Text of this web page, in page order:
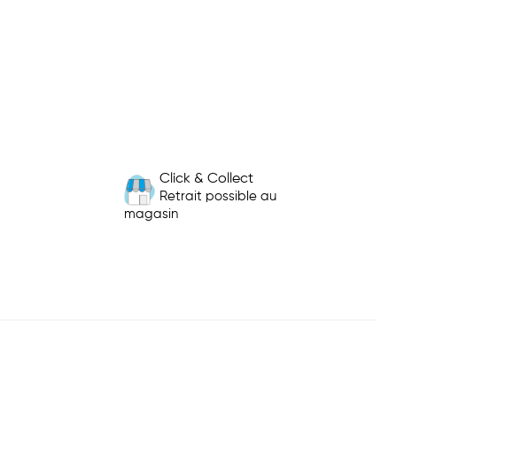
Click & Collect
Retrait possible au
magasin